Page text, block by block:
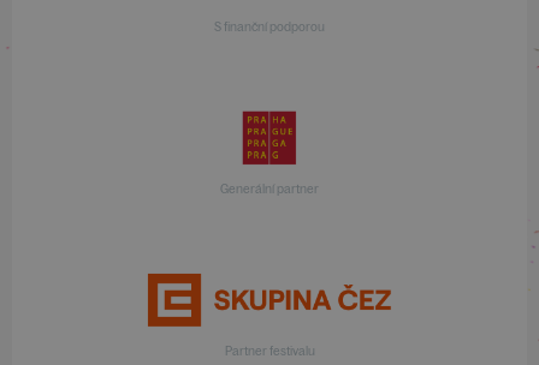
S finanční podporou
Generální partner
Partner festivalu